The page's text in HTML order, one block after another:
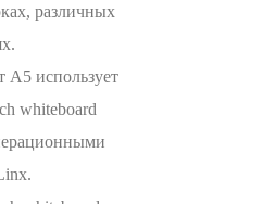
различных
А5 использует
whiteboard